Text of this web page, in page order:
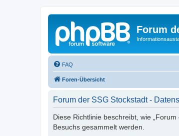
Forum
FAQ
Foren-Übersicht
Forum der SSG Stockstadt -
Diese Richtlinie beschreibt, wie
Besuchs gesammelt werden.